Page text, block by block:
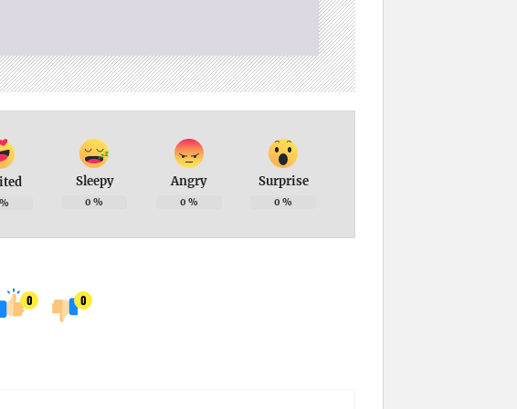
Sleepy
0 %
Angry
0 %
Surprise
0 %
0 0